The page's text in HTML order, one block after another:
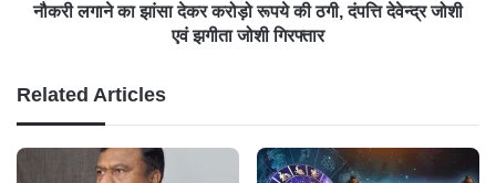
नौकरी लगाने का झांसा देकर करोड़ो रूपये की ठगी, दंपत्ति देवेन्द्र जोशी
एवं झगीता जोशी गिरफ्तार
Related Articles